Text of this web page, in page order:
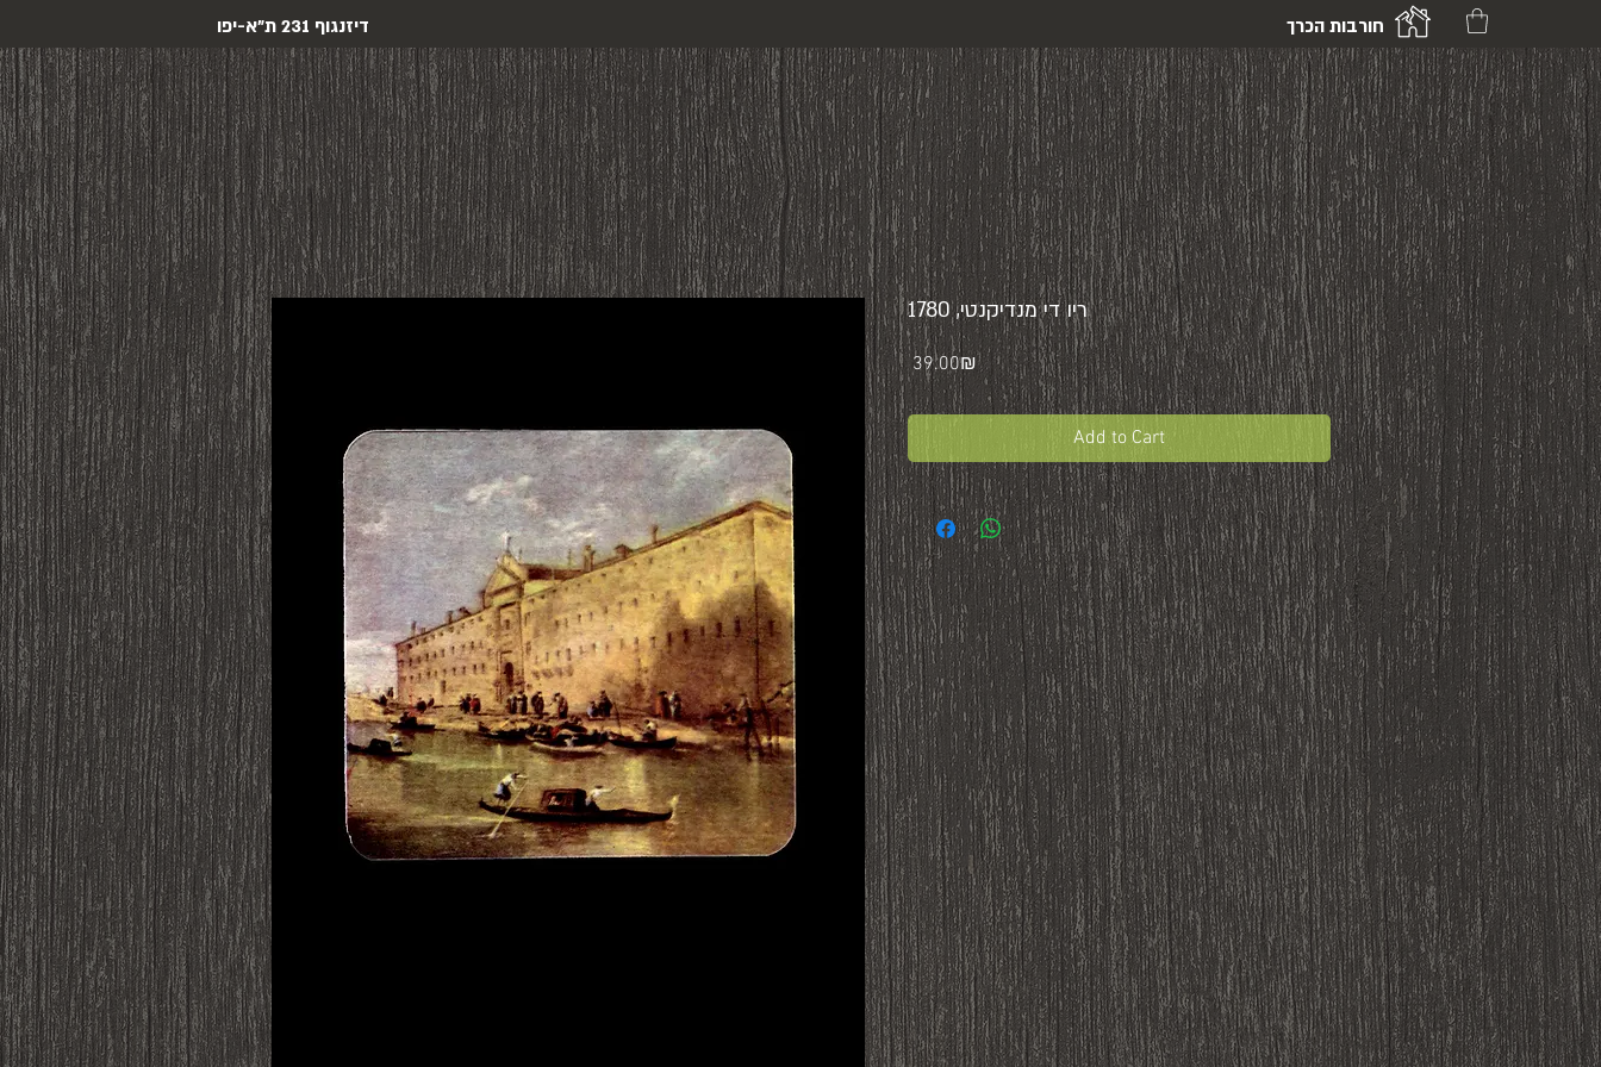
דיזנגוף 231 ת"א-יפו חורבות הכרך
ריו די מנדיקנטי, 1780
‏39.00 ‏₪Price
Add to Cart